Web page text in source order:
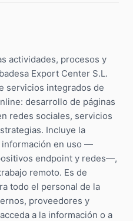
actividades, procesos y
Export Center S.L.
servicios integrados de
desarrollo de páginas
redes sociales, servicios
Incluye la
información en uso —
endpoint y redes—,
remoto. Es de
todo el personal de la
proveedores y
a la información o a